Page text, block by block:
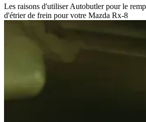
Les raisons d'utiliser Autobutler pour le
d'étrier de frein pour votre Mazda Rx-8